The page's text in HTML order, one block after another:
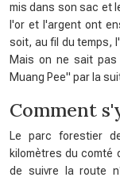
mis dans son sac et
l'or et l'argent ont
soit, au fil du temps,
Mais on ne sait
Muang Pee" par la
Comment
Le parc forestier
kilomètres du comté
de suivre la route